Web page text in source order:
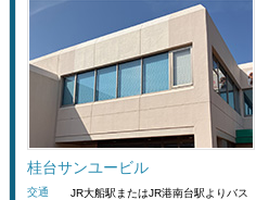
桂台サンユービル
交通
JR大船駅またはJR港南台駅よりバス